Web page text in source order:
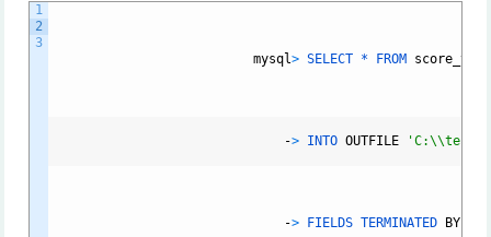
1
2
3
mysql> SELECT * FROM
-> INTO OUTFILE
-> FIELDS TERMINATED BY